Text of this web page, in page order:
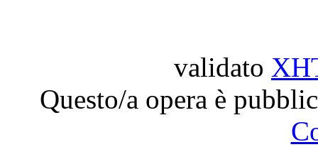
validato
Questo/a opera è